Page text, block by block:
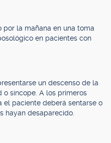
por la mañana en una toma
en pacientes con
un descenso de la
o síncope. A los primeros
el paciente deberá sentarse o
hayan desaparecido.